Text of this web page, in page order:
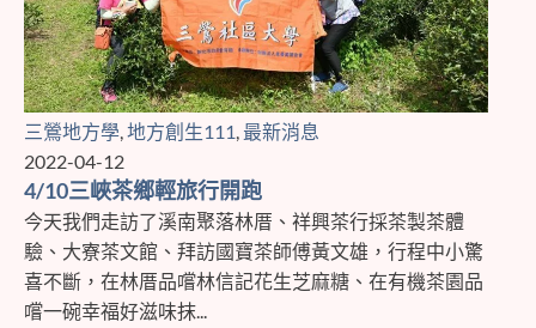
三鶯地方學,地方創生111, 最新消息
2022-04-12
4/10三峽茶鄉輕旅行開跑
今天我們走訪了溪南聚落林厝、祥興茶行採茶製茶體
驗、大寮茶文館、拜訪國寶茶師傅黃文雄，行程中小驚
喜不斷，在林厝品嚐林信記花生芝麻糖、在有機茶園品
嚐一碗幸福好滋味抹...